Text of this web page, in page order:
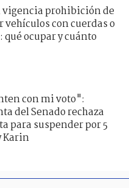
vigencia prohibición de
vehículos con cuerdas o
qué ocupar y cuánto
con mi voto":
del Senado rechaza
para suspender por 5
Karin